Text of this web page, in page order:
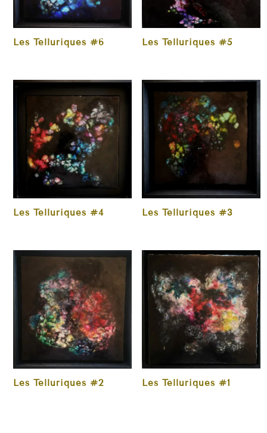
Les Telluriques #6 Les Telluriques #5
Les Telluriques #4 Les Telluriques #3
Les Telluriques #2 Les Telluriques #1